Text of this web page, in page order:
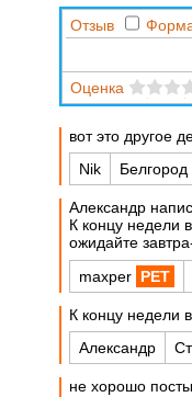
Отзыв
Оценка
вот это другое
Nik Белгород
Александр
К концу недели
ожидайте
maxper
К концу недели
Александр
не хорошо